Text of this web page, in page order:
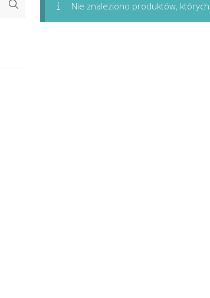
Nie znaleziono produktów,